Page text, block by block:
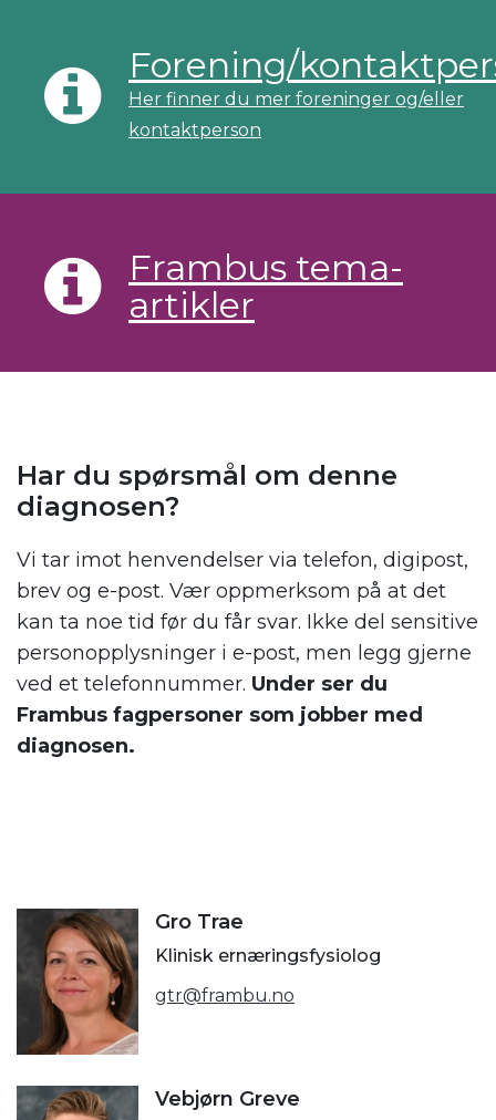
Forening/
Her finner du mer foreninger og/eller
kontaktperson
Frambus tema-
artikler
Har du spørsmål om denne
diagnosen?
Vi tar imot henvendelser via telefon, digipost,
brev og e-post. Vær oppmerksom på at det
kan ta noe tid før du får svar. Ikke del sensitive
personopplysninger i e-post, men legg gjerne
ved et telefonnummer. Under ser du
Frambus fagpersoner som jobber med
diagnosen.
Gro Trae
Klinisk ernæringsfysiolog
gtr@frambu.no
Vebjørn Greve